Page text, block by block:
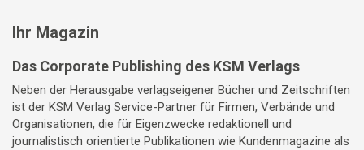
Ihr Magazin
Das Corporate Publishing des KSM Verlags
Neben der Herausgabe verlagseigener Bücher und Zeitschriften
ist der KSM Verlag Service-Partner für Firmen, Verbände und
Organisationen, die für Eigenzwecke redaktionell und
journalistisch orientierte Publikationen wie Kundenmagazine als